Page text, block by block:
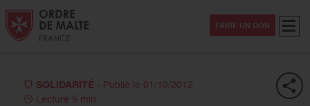
Aller au contenu
Aller à la recherche
Aller au menu
FAIRE UN DON
SOLIDARITÉ - Publié le 01/10/2012
Lecture 5 min